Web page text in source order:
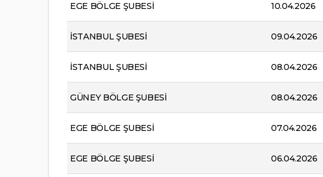
EGE BÖLGE ŞUBESİ 10.04.2026
İSTANBUL ŞUBESİ 09.04.2026
İSTANBUL ŞUBESİ 08.04.2026
GÜNEY BÖLGE ŞUBESİ 08.04.2026
EGE BÖLGE ŞUBESİ 07.04.2026
EGE BÖLGE ŞUBESİ 06.04.2026